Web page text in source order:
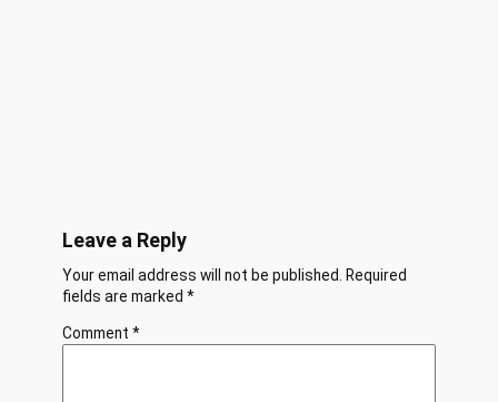
Leave a Reply
Your email address will not be published.
Required
fields are marked *
Comment *